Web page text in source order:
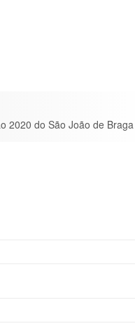
2020 do São João de Braga